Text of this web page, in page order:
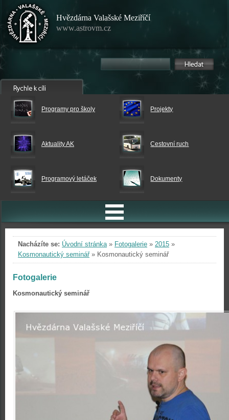
Hvězdárna Valašské Meziříčí
www.astrovm.cz
Programy pro školy Projekty
Aktuality AK Cestovní ruch
Programový letáček Dokumenty
Nacházíte se: Úvodní stránka» Fotogalerie » 2015 »
Kosmonautický seminář» Kosmonautický seminář
Fotogalerie
Kosmonautický seminář